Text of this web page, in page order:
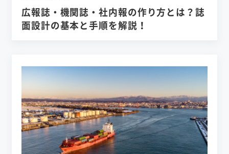
広報誌・機関誌・社内報の作り方とは？誌
面設計の基本と手順を解説！